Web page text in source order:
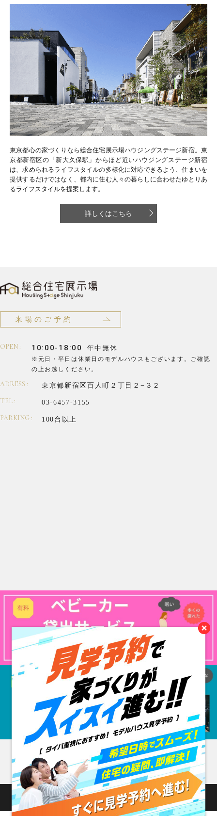
東京都心の家づくりなら総合住宅展示場ハウジングステージ新宿。東
京都新宿区の「新大久保駅」からほど近いハウジングステージ新宿
は、求められるライフスタイルの多様化に対応できるよう、住まいを
提供するだけではなく、都内に住む人々の暮らしに合わせたゆとりあ
るライフスタイルを提案します。
詳しくはこちら
閉じる
アクセス情報
来場のご予約
OPEN : 10:00-18:00 年中無休
※元日・平日は休業日のモデルハウスもございます。 ご確認
の上お越しください。
ADRESS : 東京都新宿区百人町２丁目２−３２
TEL : 03-6457-3155
PARKING : 100台以上
Copyright © Housing stage shinjuku 総合住宅展示場
All rights reserved.